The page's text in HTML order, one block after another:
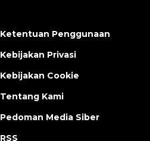
Ketentuan Penggunaan
Kebijakan Privasi
Kebijakan Cookie
Tentang Kami
Pedoman Media Siber
RSS